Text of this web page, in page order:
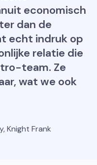
economisch
dan de
echt indruk op
relatie die
team. Ze
wat we ook
Knight Frank